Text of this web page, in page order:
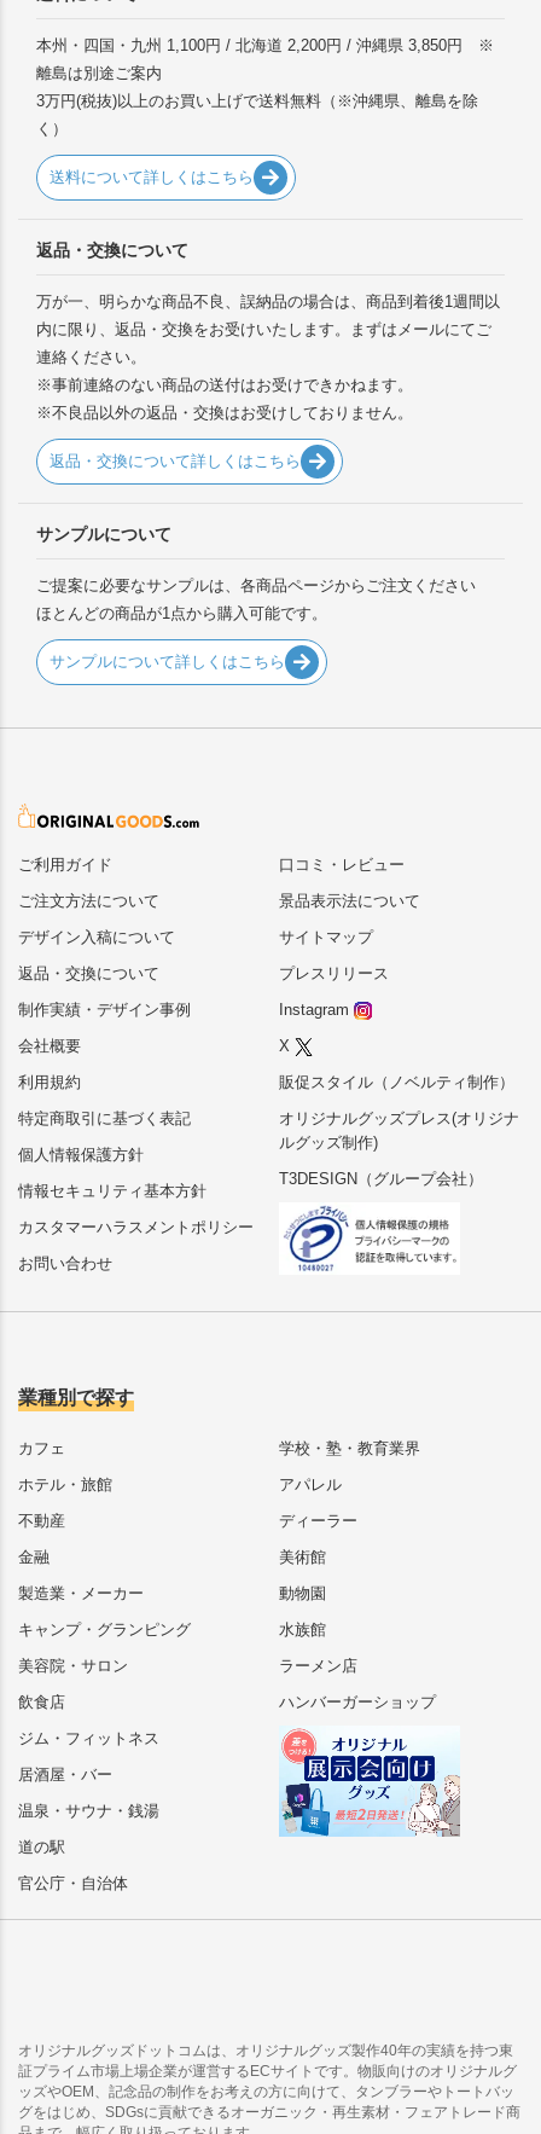
本州・四国・九州 1,100円 / 北海道 2,200円 / 沖縄県 3,850円 ※
離島は別途ご案内
3万円(税抜)以上のお買い上げで送料無料（※沖縄県、離島を除
く）
送料について詳しくはこちら
返品・交換について
万が一、明らかな商品不良、誤納品の場合は、商品到着後1週間以
内に限り、返品・交換をお受けいたします。まずはメールにてご
連絡ください。
※事前連絡のない商品の送付はお受けできかねます。
※不良品以外の返品・交換はお受けしておりません。
返品・交換について詳しくはこちら
サンプルについて
ご提案に必要なサンプルは、各商品ページからご注文ください
ほとんどの商品が1点から購入可能です。
サンプルについて詳しくはこちら
ご利用ガイド
ご注文方法について
デザイン入稿について
返品・交換について
制作実績・デザイン事例
会社概要
利用規約
特定商取引に基づく表記
個人情報保護方針
情報セキュリティ基本方針
カスタマーハラスメントポリシー
お問い合わせ
口コミ・レビュー
景品表示法について
サイトマップ
プレスリリース
Instagram
X
販促スタイル（ノベルティ制作）
オリジナルグッズプレス(オリジナ
ルグッズ制作)
T3DESIGN（グループ会社）
業種別で探す
カフェ
ホテル・旅館
不動産
金融
製造業・メーカー
キャンプ・グランピング
美容院・サロン
飲食店
ジム・フィットネス
居酒屋・バー
温泉・サウナ・銭湯
道の駅
官公庁・自治体
学校・塾・教育業界
アパレル
ディーラー
美術館
動物園
水族館
ラーメン店
ハンバーガーショップ
オリジナルグッズドットコムは、オリジナルグッズ製作40年の実績を持つ東
証プライム市場上場企業が運営するECサイトです。物販向けのオリジナルグ
ッズやOEM、記念品の制作をお考えの方に向けて、タンブラーやトートバッ
グをはじめ、SDGsに貢献できるオーガニック・再生素材・フェアトレード商